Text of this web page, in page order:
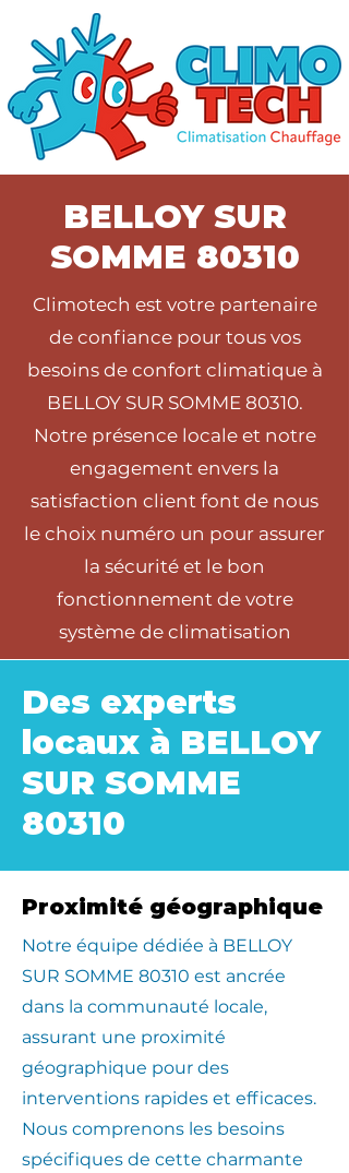
BELLOY SUR
SOMME 80310
Climotech est votre partenaire
de confiance pour tous vos
besoins de confort climatique à
BELLOY SUR SOMME 80310.
Notre présence locale et notre
engagement envers la
satisfaction client font de nous
le choix numéro un pour assurer
la sécurité et le bon
fonctionnement de votre
système de climatisation
Des experts
locaux à BELLOY
SUR SOMME
80310
Proximité géographique
​Notre équipe dédiée à BELLOY
SUR SOMME 80310 est ancrée
dans la communauté locale,
assurant une proximité
géographique pour des
interventions rapides et efficaces.
Nous comprenons les besoins
spécifiques de cette charmante